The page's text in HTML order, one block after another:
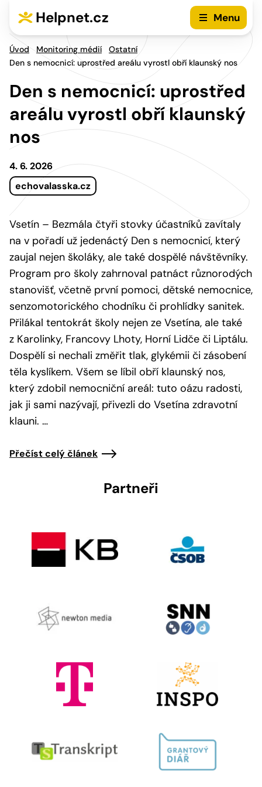
Helpnet.cz Menu
Úvod Monitoring médií
Ostatní
Den s nemocnicí: uprostřed areálu vyrostl obří klaunský nos
Den s nemocnicí: uprostřed
areálu vyrostl obří klaunský
nos
4. 6. 2026
echovalasska.cz
Vsetín – Bezmála čtyři stovky účastníků zavítaly
na v pořadí už jedenáctý Den s nemocnicí, který
zaujal nejen školáky, ale také dospělé návštěvníky.
Program pro školy zahrnoval patnáct různorodých
stanovišť, včetně první pomoci, dětské nemocnice,
senzomotorického chodníku či prohlídky sanitek.
Přilákal tentokrát školy nejen ze Vsetína, ale také
z Karolinky, Francovy Lhoty, Horní Lidče či Liptálu.
Dospělí si nechali změřit tlak, glykémii či zásobení
těla kyslíkem. Všem se líbil obří klaunský nos,
který zdobil nemocniční areál: tuto oázu radosti,
jak ji sami nazývají, přivezli do Vsetína zdravotní
klauni. …
Přečíst celý článek
Partneři